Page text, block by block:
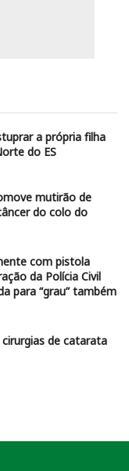
a própria filha
do ES
mutirão de
do colo do
com pistola
da Polícia Civil
para “grau” também
de catarata